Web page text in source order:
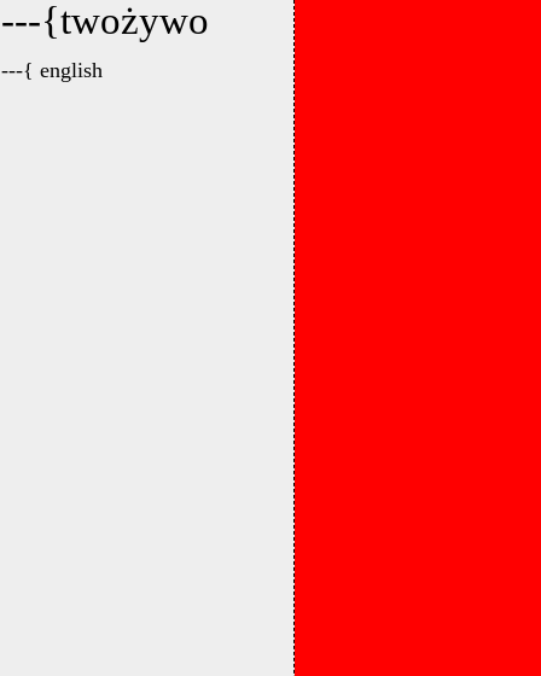
---{twożywo
---{ english